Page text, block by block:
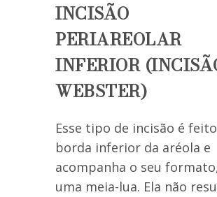
INCISÃO
PERIAREOLAR
INFERIOR
WEBSTER)
Esse tipo de incisão é
borda inferior da aréola e
acompanha o seu
uma meia-lua. Ela não